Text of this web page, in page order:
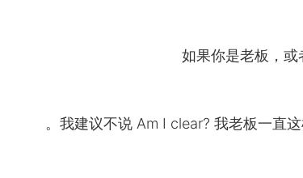
如果你是老板，
我建议不说 Am I clear? 我老板一直